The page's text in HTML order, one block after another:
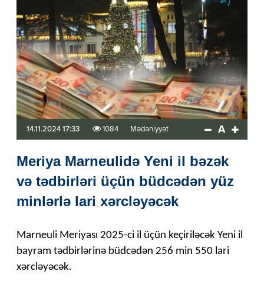
14.11.2024 17:33 1084 Mədəniyyət A
Meriya Marneulidə Yeni il bəzək
və tədbirləri üçün büdcədən yüz
minlərlə lari xərcləyəcək
Marneuli Meriyası 2025-ci il üçün keçiriləcək Yeni il
bayram tədbirlərinə büdcədən 256 min 550 lari
xərcləyəcək.